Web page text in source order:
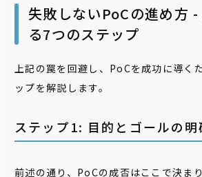
失敗しないPoCの進め方
る7つのステップ
上記の罠を回避し、PoCを成功に導く
ップを解説します。
ステップ1: 目的とゴールの明
前述の通り、PoCの成否はここで決ま